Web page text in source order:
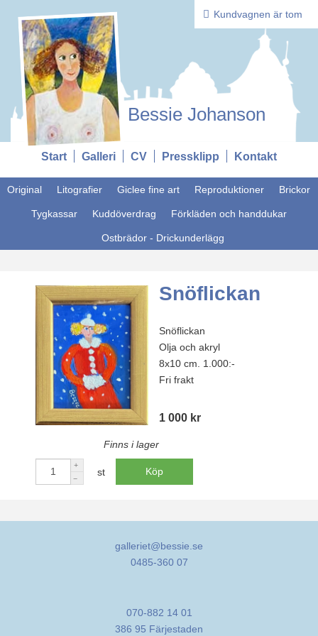
Bessie Johanson
Start Galleri CV Pressklipp Kontakt
Kundvagnen är tom
Original Litografier Giclee fine art Reproduktioner Brickor
Tygkassar Kuddöverdrag Förkläden och handdukar
Ostbrädor - Drickunderlägg
Snöflickan
Snöflickan
Olja och akryl
8x10 cm. 1.000:-
Fri frakt
1 000 kr
Finns i lager
st Köp
galleriet@bessie.se
0485-360 07
070-882 14 01
386 95 Färjestaden